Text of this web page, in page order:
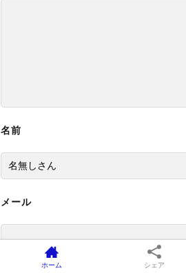
方法と使い方【バイオハザー
解除MODの導入方法と使い方
チート改造】
【バイオレクイエム】グレー
の導入方法と使い方【バイオ
造】
名前
メール
ホーム シェア